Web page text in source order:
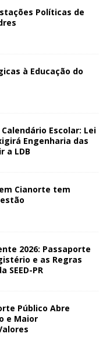
Políticas de
à Educação do
Escolar: Lei
Engenharia das
a LDB
Cianorte tem
2026: Passaporte
e as Regras
SEED-PR
Público Abre
e Maior